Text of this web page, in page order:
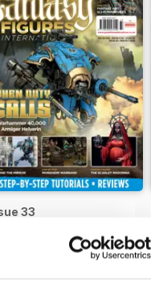
33
Adicionar ao carrinho